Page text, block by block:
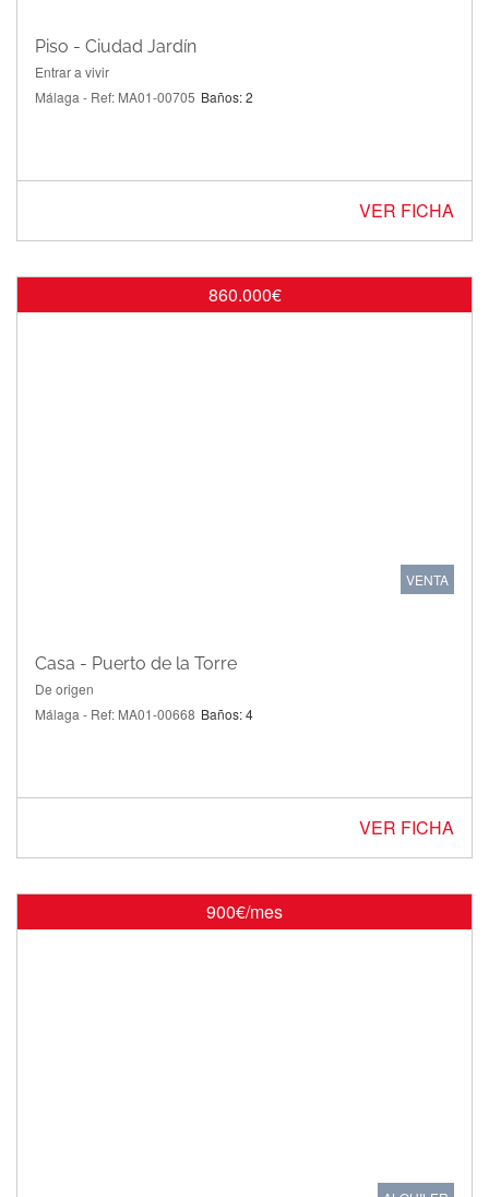
Piso - Ciudad Jardín
Entrar a vivir
Málaga - Ref: MA01-00705 Baños: 2
VER FICHA
860.000€
VENTA
Casa - Puerto de la Torre
De origen
Málaga - Ref: MA01-00668 Baños: 4
VER FICHA
900€/mes